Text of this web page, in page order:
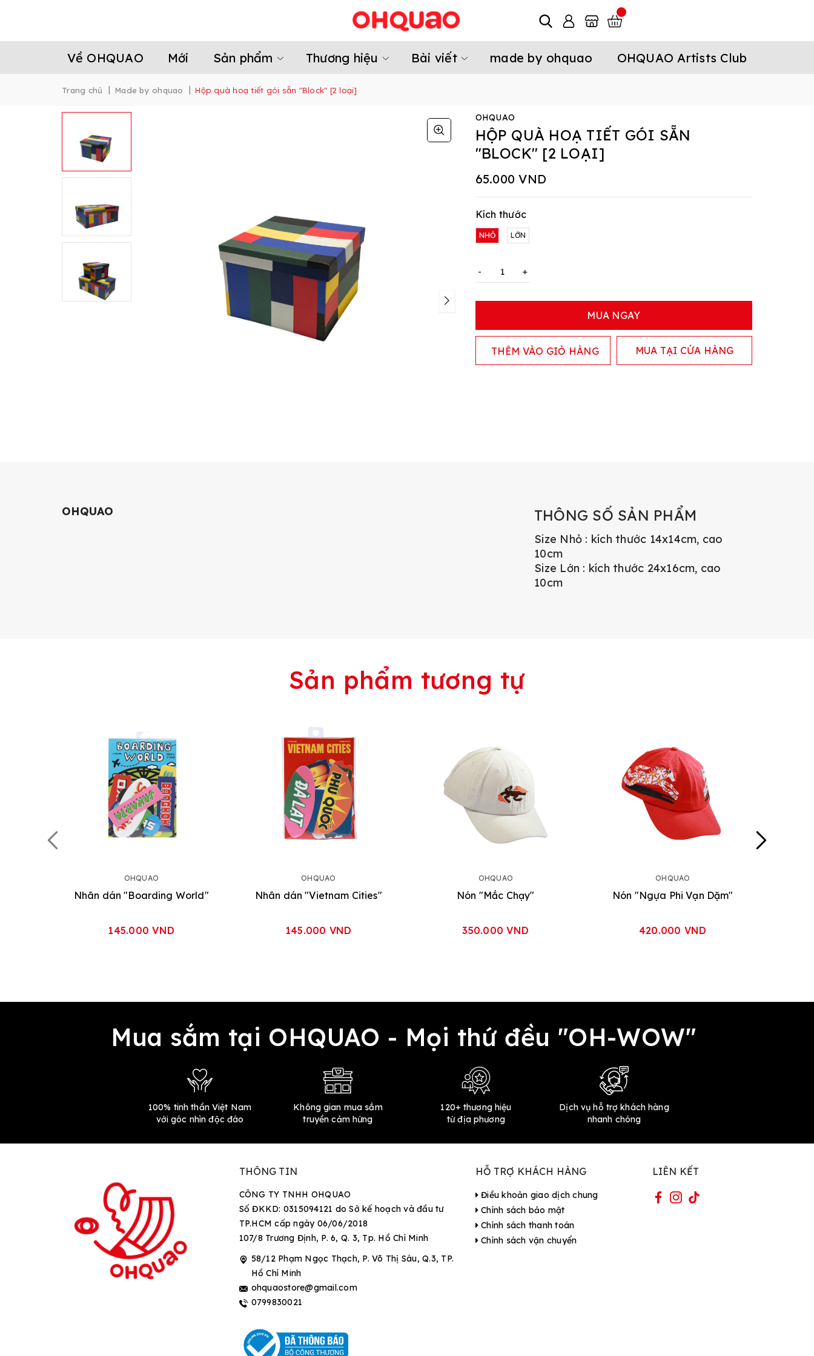
Về OHQUAO Mới Sản phẩm Thương hiệu Bài viết made by ohquao OHQUAO Artists Club
Trang chủ | Made by ohquao | Hộp quà hoạ tiết gói sẵn "Block" [2 loại]
OHQUAO
HỘP QUÀ HOẠ TIẾT GÓI SẴN
"BLOCK" [2 LOẠI]
65.000 VND
Kích thước
NHỎ LỚN
- +
MUA NGAY
THÊM VÀO GIỎ HÀNG MUA TẠI CỬA HÀNG
OHQUAO THÔNG SỐ SẢN PHẨM
Size Nhỏ : kích thước 14x14cm, cao
10cm
Size Lớn : kích thước 24x16cm, cao
10cm
Sản phẩm tương tự
OHQUAO
Nhãn dán "Boarding World"
145.000 VND
OHQUAO
Nhãn dán "Vietnam Cities"
145.000 VND
OHQUAO
Nón "Mắc Chạy"
350.000 VND
OHQUAO
Nón "Ngựa Phi Vạn Dặm"
420.000 VND
Mua sắm tại OHQUAO - Mọi thứ đều "OH-WOW"
100% tinh thần Việt Nam
với góc nhìn độc đáo
Không gian mua sắm
truyền cảm hứng
120+ thương hiệu
từ địa phương
Dịch vụ hỗ trợ khách hàng
nhanh chóng
THÔNG TIN
CÔNG TY TNHH OHQUAO
Số ĐKKD: 0315094121 do Sở kế hoạch và đầu tư
TP.HCM cấp ngày 06/06/2018
107/8 Trương Định, P. 6, Q. 3, Tp. Hồ Chí Minh
58/12 Phạm Ngọc Thạch, P. Võ Thị Sáu, Q.3, TP.
Hồ Chí Minh
ohquaostore@gmail.com
0799830021
HỖ TRỢ KHÁCH HÀNG
Điều khoản giao dịch chung
Chính sách bảo mật
Chính sách thanh toán
Chính sách vận chuyển
LIÊN KẾT